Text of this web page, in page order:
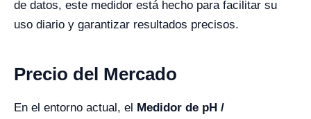
de datos, este medidor está hecho para facilitar su
uso diario y garantizar resultados precisos.
Precio del Mercado
En el entorno actual, el Medidor de pH /